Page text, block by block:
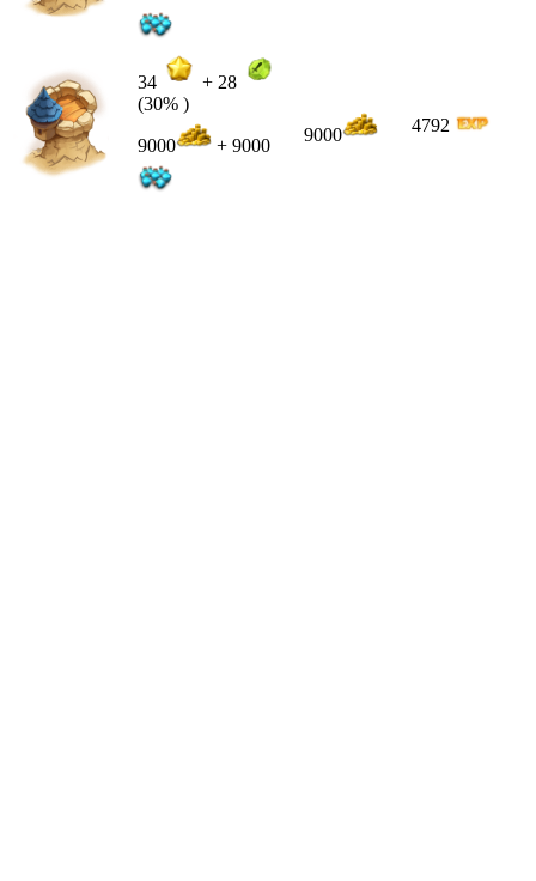
34 + 28
(30% )
9000 + 9000
9000 4792